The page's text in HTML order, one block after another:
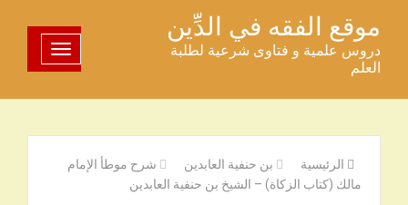
المحتوى
موقع الفقه في الدِّين
دروس علمية و فتاوى شرعية لطلبة
العلم
تبديل
الرئيسية بن حنفية العابدين
شرح موطأ الإمام
مالك (كتاب الزكاة) – الشيخ بن حنفية العابدين